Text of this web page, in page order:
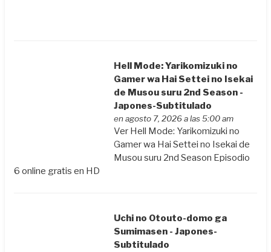
Hell Mode: Yarikomizuki no
Gamer wa Hai Settei no Isekai
de Musou suru 2nd Season -
Japones-Subtitulado
en agosto 7, 2026 a las 5:00 am
Ver Hell Mode: Yarikomizuki no
Gamer wa Hai Settei no Isekai de
Musou suru 2nd Season Episodio
6 online gratis en HD
Uchi no Otouto-domo ga
Sumimasen - Japones-
Subtitulado